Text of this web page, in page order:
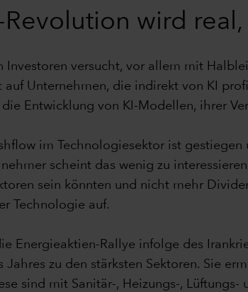
Revolution wird
Investoren versucht, vor allem mit
auf Unternehmen, die indirekt von KI
Entwicklung von KI-Modellen, ihrer
im Technologiesektor ist
scheint das wenig zu
sein könnten und nicht mehr
Technologie auf.
Energieaktien-Rallye infolge des
Jahres zu den stärksten Sektoren. Sie
sind mit Sanitär-, Heizungs-,